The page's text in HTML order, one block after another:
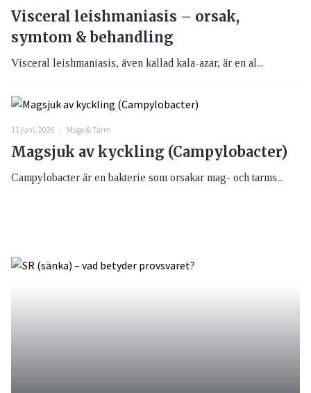
Visceral leishmaniasis – orsak,
symtom & behandling
Visceral leishmaniasis, även kallad kala-azar, är en al...
11 juni, 2026 Mage & Tarm
Magsjuk av kyckling (Campylobacter)
Campylobacter är en bakterie som orsakar mag- och tarms...